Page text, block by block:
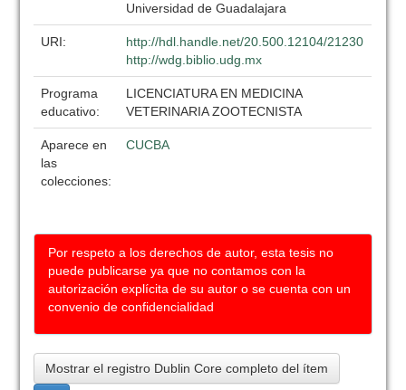
Universidad de Guadalajara
URI:
http://hdl.handle.net/20.500.12104/21230
http://wdg.biblio.udg.mx
Programa
educativo:
LICENCIATURA EN MEDICINA
VETERINARIA ZOOTECNISTA
Aparece en
las
colecciones:
CUCBA
Por respeto a los derechos de autor, esta tesis no
puede publicarse ya que no contamos con la
autorización explícita de su autor o se cuenta con un
convenio de confidencialidad
Mostrar el registro Dublin Core completo del ítem